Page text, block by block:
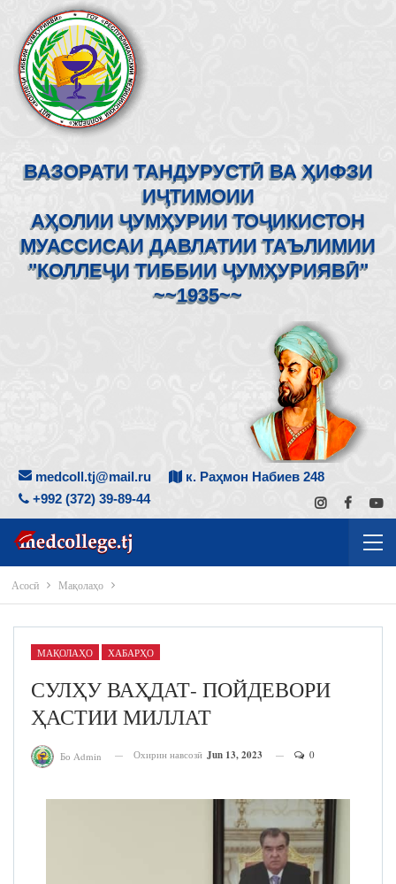
ВАЗОРАТИ ТАНДУРУСТӢ ВА ҲИФЗИ
ИҶТИМОИИ
АҲОЛИИ ҶУМҲУРИИ ТОҶИКИСТОН
МУАССИСАИ ДАВЛАТИИ ТАЪЛИМИИ
"КОЛЛЕҶИ ТИББИИ ҶУМҲУРИЯВӢ"
~~1935~~
medcoll.tj@mail.ru
к. Раҳмон Набиев 248
+992 (372) 39-89-44
Асосӣ Мақолаҳо
МАҚОЛАҲО ХАБАРҲО
СУЛҲУ ВАҲДАТ- ПОЙДЕВОРИ
ҲАСТИИ МИЛЛАТ
Бо Admin Охирин навсозӣ Jun 13, 2023 0